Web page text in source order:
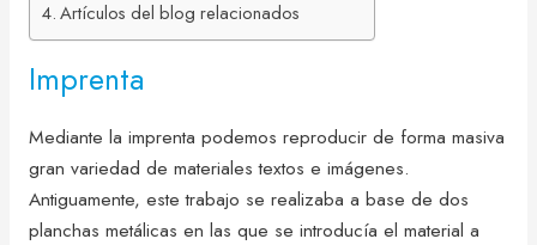
Artículos del blog relacionados
Imprenta
Mediante la imprenta podemos reproducir de forma masiva
gran variedad de materiales textos e imágenes.
Antiguamente, este trabajo se realizaba a base de dos
planchas metálicas en las que se introducía el material a